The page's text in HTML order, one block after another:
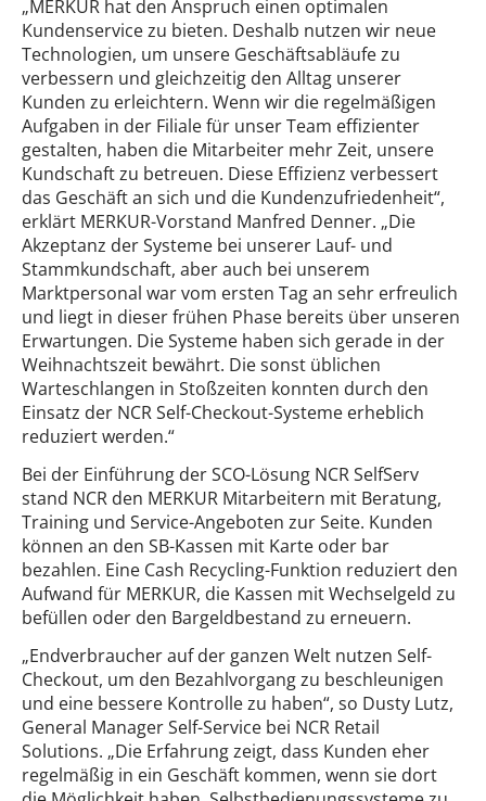
„MERKUR hat den Anspruch einen optimalen
Kundenservice zu bieten. Deshalb nutzen wir neue
Technologien, um unsere Geschäftsabläufe zu
verbessern und gleichzeitig den Alltag unserer
Kunden zu erleichtern. Wenn wir die regelmäßigen
Aufgaben in der Filiale für unser Team effizienter
gestalten, haben die Mitarbeiter mehr Zeit, unsere
Kundschaft zu betreuen. Diese Effizienz verbessert
das Geschäft an sich und die Kundenzufriedenheit“,
erklärt MERKUR-Vorstand Manfred Denner. „Die
Akzeptanz der Systeme bei unserer Lauf- und
Stammkundschaft, aber auch bei unserem
Marktpersonal war vom ersten Tag an sehr erfreulich
und liegt in dieser frühen Phase bereits über unseren
Erwartungen. Die Systeme haben sich gerade in der
Weihnachtszeit bewährt. Die sonst üblichen
Warteschlangen in Stoßzeiten konnten durch den
Einsatz der NCR Self-Checkout-Systeme erheblich
reduziert werden.“
Bei der Einführung der SCO-Lösung NCR SelfServ
stand NCR den MERKUR Mitarbeitern mit Beratung,
Training und Service-Angeboten zur Seite. Kunden
können an den SB-Kassen mit Karte oder bar
bezahlen. Eine Cash Recycling-Funktion reduziert den
Aufwand für MERKUR, die Kassen mit Wechselgeld zu
befüllen oder den Bargeldbestand zu erneuern.
„Endverbraucher auf der ganzen Welt nutzen Self-
Checkout, um den Bezahlvorgang zu beschleunigen
und eine bessere Kontrolle zu haben“, so Dusty Lutz,
General Manager Self-Service bei NCR Retail
Solutions. „Die Erfahrung zeigt, dass Kunden eher
regelmäßig in ein Geschäft kommen, wenn sie dort